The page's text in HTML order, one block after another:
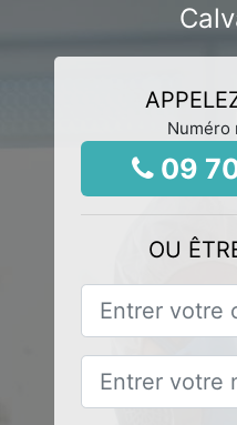
Numéro
09
OU